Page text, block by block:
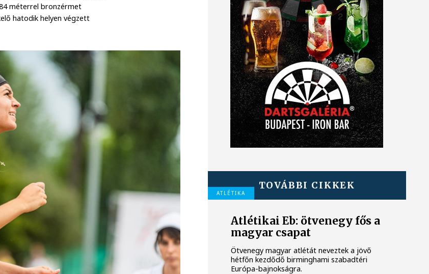
méterrel bronzérmet
hatodik helyen végzett
TOVÁBBI CIKKEK
ATLÉTIKA
Atlétikai Eb: ötvenegy fős a
magyar csapat
Ötvenegy magyar atlétát neveztek a jövő
hétfőn kezdődő birminghami szabadtéri
Európa-bajnokságra.